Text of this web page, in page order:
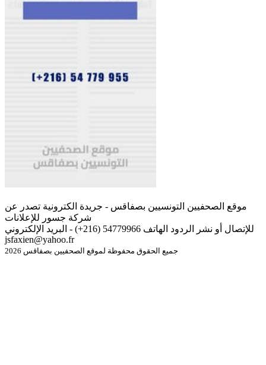
موقع الصحفيين التونسيين بصفاقس - جريدة الكترونية تصدر عن
شركة جسور للإعلانات
للإتصال أو نشر الردود الهاتف 54779966 (216+) - البريد الإلكتروني
jsfaxien@yahoo.fr
جميع الحقوق محفوظة لموقع الصحفيين بصفاقس 2026